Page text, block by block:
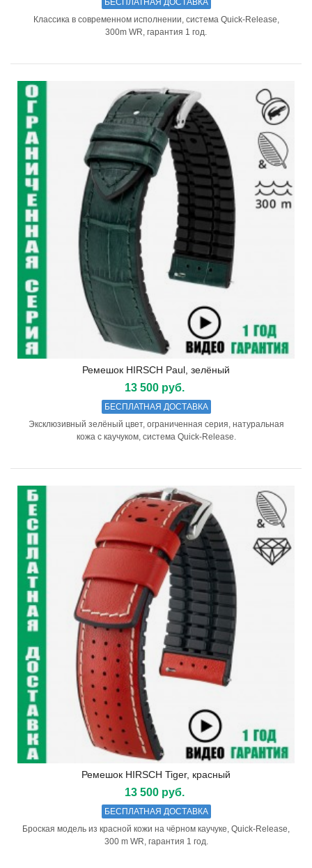
БЕСПЛАТНАЯ ДОСТАВКА
Классика в современном исполнении, система Quick-Release,
300m WR, гарантия 1 год.
Ремешок HIRSCH Paul, зелёный
13 500 руб.
БЕСПЛАТНАЯ ДОСТАВКА
Эксклюзивный зелёный цвет, ограниченная серия, натуральная
кожа с каучуком, система Quick-Release.
Ремешок HIRSCH Tiger, красный
13 500 руб.
БЕСПЛАТНАЯ ДОСТАВКА
Броская модель из красной кожи на чёрном каучуке, Quick-Release,
300 m WR, гарантия 1 год.